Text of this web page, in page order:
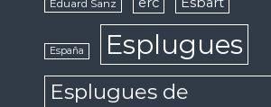
Eduard Sanz
España Esplugues
Esplugues de